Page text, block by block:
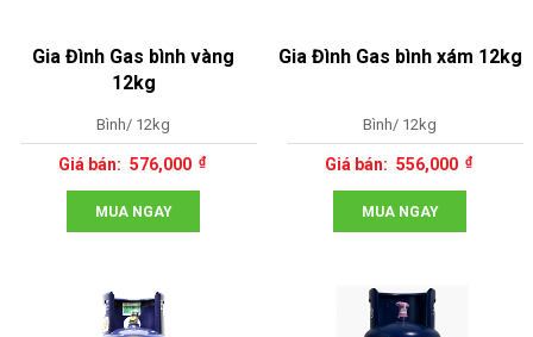
Gia Đình Gas bình vàng
12kg
Bình/ 12kg
576,000
MUA NGAY
Gia Đình Gas bình xám 12kg
Bình/ 12kg
556,000
MUA NGAY